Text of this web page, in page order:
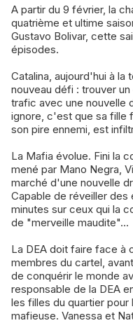
A partir du 9 février, la chaîne Novelas TV diffusera la
quatrième et ultime
Gustavo Bolivar, cette
épisodes.
Catalina, aujourd'hui à la
nouveau défi : trouver
trafic avec une nouvelle
ignore, c'est que sa fille
son pire ennemi, est
La Mafia évolue. Fini la
mené par Mano Negra,
marché d'une nouvelle
Capable de réveiller
minutes sur ceux qui la
de "merveille maudite"...
La DEA doit faire face à
membres du cartel,
de conquérir le monde
responsable de la DEA
les filles du quartier
mafieuse. Vanessa et